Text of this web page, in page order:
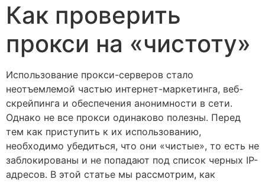
Как проверить
прокси на «чистоту»
Использование прокси-серверов стало
неотъемлемой частью интернет-маркетинга, веб-
скрейпинга и обеспечения анонимности в сети.
Однако не все прокси одинаково полезны. Перед
тем как приступить к их использованию,
необходимо убедиться, что они «чистые», то есть не
заблокированы и не попадают под список черных IP-
адресов. В этой статье мы рассмотрим, как